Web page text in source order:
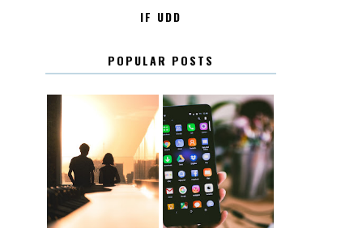
IF UDD
POPULAR POSTS
KONTAKT KONTAKTLISTA